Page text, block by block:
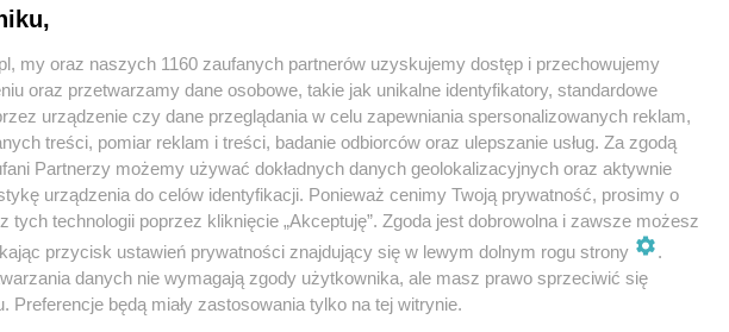
Gastronomiczny Lucjan Sokołowski
2f, 83-110 Tczew
i gastronomia
my oraz naszych 1160 zaufanych partnerów uzyskujemy dostęp i przechowujemy
oraz przetwarzamy dane osobowe, takie jak unikalne identyfikatory, standardowe
urządzenie czy dane przeglądania w celu zapewniania spersonalizowanych reklam,
treści, pomiar reklam i treści, badanie odbiorców oraz ulepszanie usług. Za zgodą
Partnerzy możemy używać dokładnych danych geolokalizacyjnych oraz aktywnie
urządzenia do celów identyfikacji. Ponieważ cenimy Twoją prywatność, prosimy o
tych technologii poprzez kliknięcie „Akceptuję”. Zgoda jest dobrowolna i zawsze możesz
przycisk ustawień prywatności znajdujący się w lewym dolnym rogu strony
.
danych nie wymagają zgody użytkownika, ale masz prawo sprzeciwić się
Preferencje będą miały zastosowania tylko na tej witrynie.